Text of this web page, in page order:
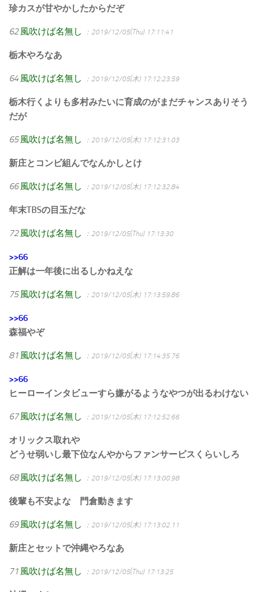
珍カスが甘やかしたからだぞ
62 風吹けば名無し ：2019/12/05(Thu) 17:11:41
栃木やろなあ
64 風吹けば名無し ：2019/12/05(木) 17:12:23.59
栃木行くよりも多村みたいに育成のがまだチャンスありそう
だが
65 風吹けば名無し ：2019/12/05(木) 17:12:31.03
新庄とコンビ組んでなんかしとけ
66 風吹けば名無し ：2019/12/05(木) 17:12:32.84
年末TBSの目玉だな
72 風吹けば名無し ：2019/12/05(Thu) 17:13:30
>>66
正解は一年後に出るしかねえな
75 風吹けば名無し ：2019/12/05(木) 17:13:59.86
>>66
森福やぞ
81 風吹けば名無し ：2019/12/05(木) 17:14:35.76
>>66
ヒーローインタビューすら嫌がるようなやつが出るわけない
67 風吹けば名無し ：2019/12/05(木) 17:12:52.66
オリックス取れや
どうせ弱いし最下位なんやからファンサービスくらいしろ
68 風吹けば名無し ：2019/12/05(木) 17:13:00.98
後輩も不安よな 門倉動きます
69 風吹けば名無し ：2019/12/05(木) 17:13:02.11
新庄とセットで沖縄やろなあ
71 風吹けば名無し ：2019/12/05(Thu) 17:13:25